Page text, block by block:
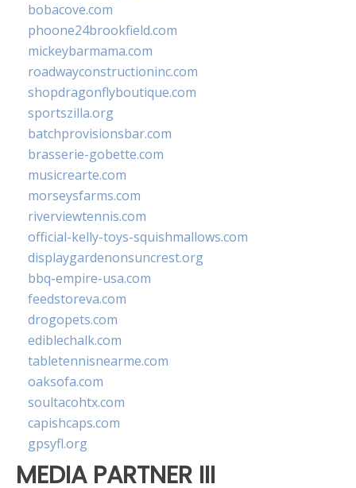
bobacove.com
phoone24brookfield.com
mickeybarmama.com
roadwayconstructioninc.com
shopdragonflyboutique.com
sportszilla.org
batchprovisionsbar.com
brasserie-gobette.com
musicrearte.com
morseysfarms.com
riverviewtennis.com
official-kelly-toys-squishmallows.com
displaygardenonsuncrest.org
bbq-empire-usa.com
feedstoreva.com
drogopets.com
ediblechalk.com
tabletennisnearme.com
oaksofa.com
soultacohtx.com
capishcaps.com
gpsyfl.org
MEDIA PARTNER III